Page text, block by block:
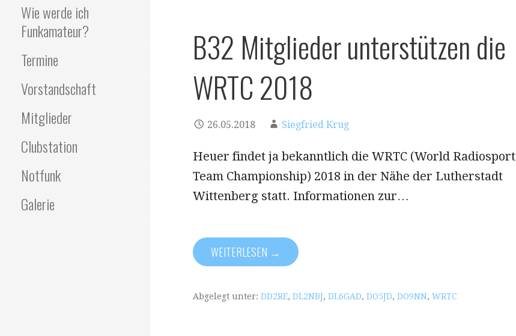
Wie werde ich
Funkamateur?
Termine
Vorstandschaft
Mitglieder
Clubstation
Notfunk
Galerie
B32 Mitglieder unterstützen die
WRTC 2018
26.05.2018 Siegfried Krug
Heuer findet ja bekanntlich die WRTC (World Radiosport
Team Championship) 2018 in der Nähe der Lutherstadt
Wittenberg statt. Informationen zur…
WEITERLESEN →
Abgelegt unter: DD2RE, DL2NBJ, DL6GAD, DO5JD, DO9NN, WRTC